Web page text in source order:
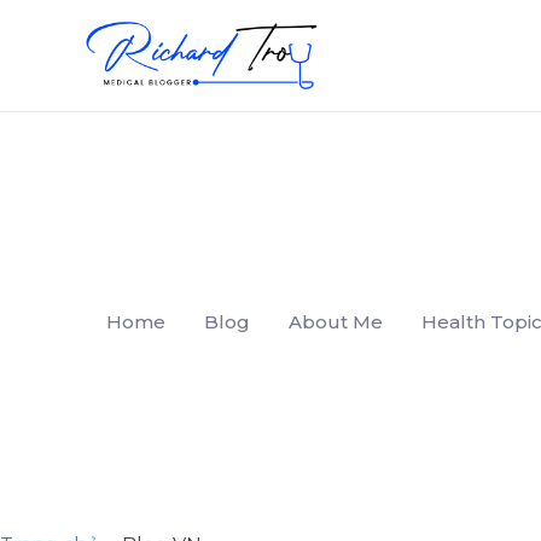
Home Blog About Me Health